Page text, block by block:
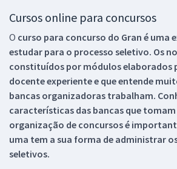
Cursos online para concursos
O curso para concurso do Gran é uma
estudar para o processo seletivo. Os
constituídos por módulos elaborados
docente experiente e que entende
bancas organizadoras trabalham.
características das bancas que
organização de concursos é
uma tem a sua forma de administrar
seletivos.